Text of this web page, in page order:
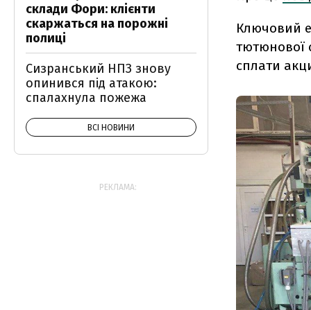
Ключовий
тютюнової
сплати
склади Фори: клієнти
скаржаться на порожні
полиці
Сизранський НПЗ знову
опинився під атакою:
спалахнула пожежа
ВСІ НОВИНИ
РЕКЛАМА: